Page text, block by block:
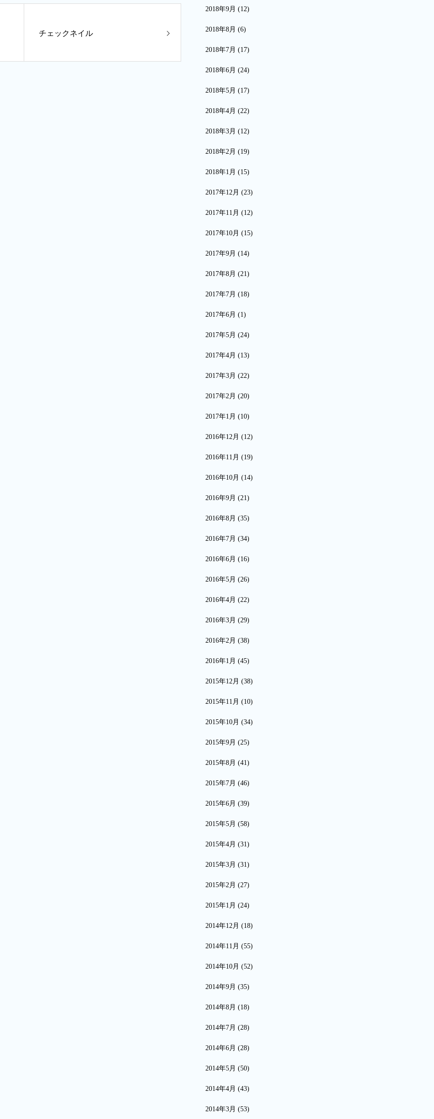
チェックネイル
2018年9月 (12)
2018年8月 (6)
2018年7月 (17)
2018年6月 (24)
2018年5月 (17)
2018年4月 (22)
2018年3月 (12)
2018年2月 (19)
2018年1月 (15)
2017年12月 (23)
2017年11月 (12)
2017年10月 (15)
2017年9月 (14)
2017年8月 (21)
2017年7月 (18)
2017年6月 (1)
2017年5月 (24)
2017年4月 (13)
2017年3月 (22)
2017年2月 (20)
2017年1月 (10)
2016年12月 (12)
2016年11月 (19)
2016年10月 (14)
2016年9月 (21)
2016年8月 (35)
2016年7月 (34)
2016年6月 (16)
2016年5月 (26)
2016年4月 (22)
2016年3月 (29)
2016年2月 (38)
2016年1月 (45)
2015年12月 (38)
2015年11月 (10)
2015年10月 (34)
2015年9月 (25)
2015年8月 (41)
2015年7月 (46)
2015年6月 (39)
2015年5月 (58)
2015年4月 (31)
2015年3月 (31)
2015年2月 (27)
2015年1月 (24)
2014年12月 (18)
2014年11月 (55)
2014年10月 (52)
2014年9月 (35)
2014年8月 (18)
2014年7月 (28)
2014年6月 (28)
2014年5月 (50)
2014年4月 (43)
2014年3月 (53)